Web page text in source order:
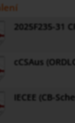
2025F235-31
cCSAus
IECEE (CB-